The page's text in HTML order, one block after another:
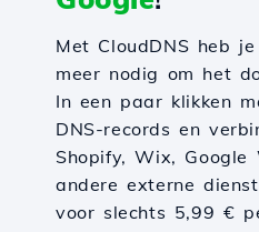
Met CloudDNS heb
meer nodig om het
In een paar klikken
DNS-records en
Shopify, Wix, Google
andere externe
voor slechts 5,99 €